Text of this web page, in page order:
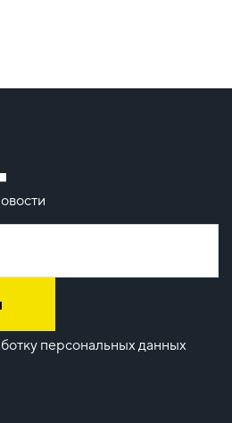
персональных данных